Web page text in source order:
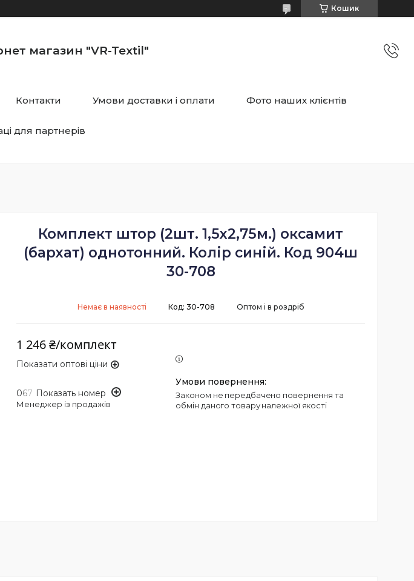
Кошик
магазин "VR-Textil"
Контакти Умови доставки і оплати Фото наших клієнтів
для партнерів
Комплект штор (2шт. 1,5х2,75м.) оксамит
(бархат) однотонний. Колір синій. Код 904ш
30-708
Немає в наявності Оптом і в роздріб
Код: 30-708
1 246 ₴/комплект
Показати оптові ціни
067 Показать номер
Менеджер із продажів
Законом не передбачено повернення та
обмін даного товару належної якості